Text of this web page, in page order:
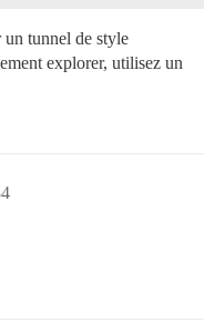
un tunnel de style
explorer, utilisez un